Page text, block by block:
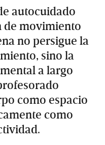
autocuidado
de movimiento
no persigue la
sino la
a largo
como espacio
como